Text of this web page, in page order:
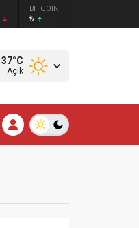
BITCOIN
₺
37°C
Açık